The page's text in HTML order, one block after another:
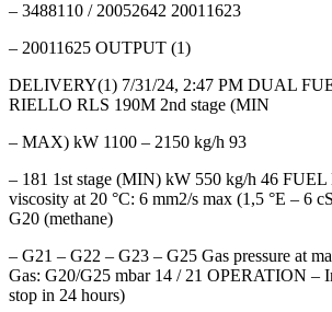
– 3488110 / 20052642 20011623
– 20011625 OUTPUT (1)
DELIVERY(1) 7/31/24, 2:47 PM DUAL
RIELLO RLS 190M 2nd stage (MIN
– MAX) kW 1100 – 2150 kg/h 93
– 181 1st stage (MIN) kW 550 kg/h 46
viscosity at 20 °C: 6 mm2/s max (1,5 °E – 6
G20 (methane)
– G21 – G22 – G23 – G25 Gas pressure at
Gas: G20/G25 mbar 14 / 21 OPERATION –
stop in 24 hours)